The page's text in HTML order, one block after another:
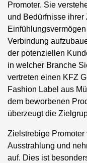
Promoter. Sie
und Bedürfnisse
Verbindung
der potenziellen
in welcher Branche
vertreten einen KFZ
Fashion Label aus
dem beworbenen
überzeugt die
Zielstrebige
Ausstrahlung und
auf. Dies ist